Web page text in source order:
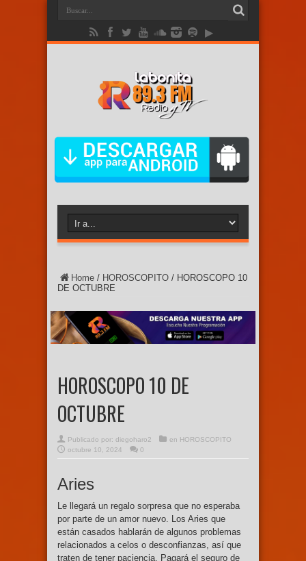
Home / HOROSCOPITO / HOROSCOPO 10
DE OCTUBRE
HOROSCOPO 10 DE
OCTUBRE
Publicado por: diegoharo2 en HOROSCOPITO
octubre 10, 2024
0
Aries
Le llegará un regalo sorpresa que no esperaba
por parte de un amor nuevo. Los Aries que
están casados hablarán de algunos problemas
relacionados a celos o desconfianzas, así que
traten de tener paciencia. Pagará el seguro de